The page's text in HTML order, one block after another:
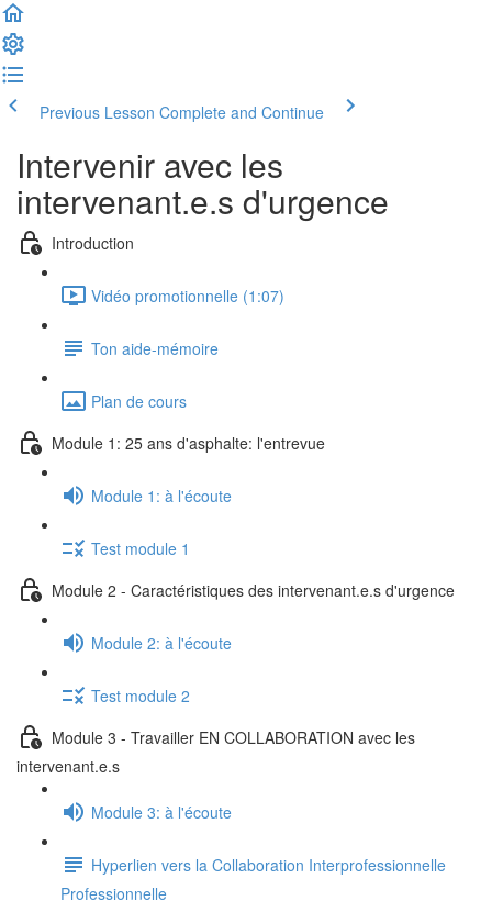
Previous Lesson Complete and Continue
Intervenir avec les
intervenant.e.s d'urgence
Introduction
Vidéo promotionnelle (1:07)
Ton aide-mémoire
Plan de cours
Module 1: 25 ans d'asphalte: l'entrevue
Module 1: à l'écoute
Test module 1
Module 2 - Caractéristiques des intervenant.e.s d'urgence
Module 2: à l'écoute
Test module 2
Module 3 - Travailler EN COLLABORATION avec les
intervenant.e.s
Module 3: à l'écoute
Hyperlien vers la Collaboration Interprofessionnelle
Professionnelle